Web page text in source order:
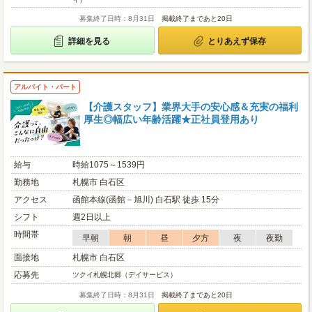
募集終了日時：8月31日 掲載終了まであと20日
詳細を見る とりあえず保存
アルバイト・パート
【介護スタッフ】業界大手の安心感＆充実の福利
厚生◎幅広い年齢活躍★正社員登用あり
給与
時給1075～1539円
勤務地
札幌市 白石区
アクセス
函館本線(函館－旭川) 白石駅 徒歩 15分
シフト
週2日以上
時間帯
早朝 朝 昼 夕方 夜
夜勤
面接地
札幌市 白石区
応募先
ツクイ札幌北郷（デイサービス）
募集終了日時：8月31日 掲載終了まであと20日